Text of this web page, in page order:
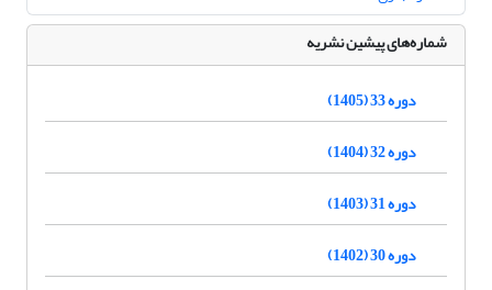
شماره‌های پیشین نشریه
دوره 33 (1405)
دوره 32 (1404)
دوره 31 (1403)
دوره 30 (1402)